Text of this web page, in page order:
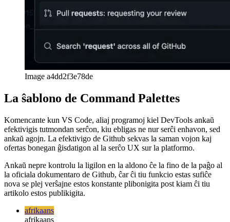
La ŝablono de Command Palettes
Komencante kun VS Code, aliaj programoj kiel DevTools ankaŭ
efektivigis tutmondan serĉon, kiu ebligas ne nur serĉi enhavon, sed
ankaŭ agojn. La efektivigo de Github sekvas la saman vojon kaj
ofertas bonegan ĝisdatigon al la serĉo UX sur la platformo.
Ankaŭ nepre kontrolu la ligilon en la aldono ĉe la fino de la paĝo al
la oficiala dokumentaro de Github, ĉar ĉi tiu funkcio estas sufiĉe
nova se plej verŝajne estos konstante plibonigita post kiam ĉi tiu